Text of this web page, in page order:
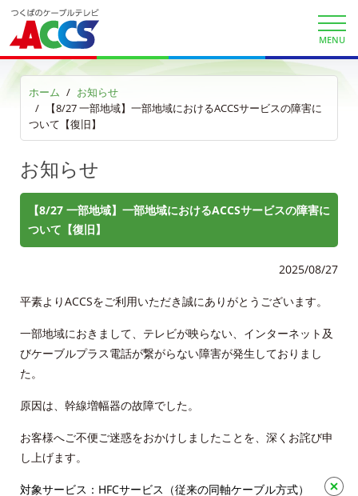
MENU
ホーム
お知らせ
【8/27 一部地域】一部地域におけるACCSサービスの障害に
ついて【復旧】
お知らせ
【8/27 一部地域】一部地域におけるACCSサービスの障害に
ついて【復旧】
2025/08/27
平素よりACCSをご利用いただき誠にありがとうございます。
一部地域におきまして、テレビが映らない、インターネット及
びケーブルプラス電話が繋がらない障害が発生しておりまし
た。
原因は、幹線増幅器の故障でした。
お客様へご不便ご迷惑をおかけしましたことを、深くお詫び申
し上げます。
対象サービス：HFCサービス（従来の同軸ケーブル方式）
auお客様サポート
サービス案内
サービスエリア
工事内容
契約約款
各種手続き
お問合せ
財団案内